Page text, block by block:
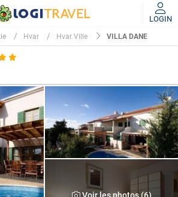
LOGIN
Hvar Hvar Ville VILLA DANE
Voir les photos (6)